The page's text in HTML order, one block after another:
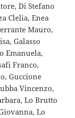
Di Stefano
Clelia, Enea
Mauro,
Galasso
Emanuela,
Franco,
Guccione
Vincenzo,
Lo Brutto
Lo